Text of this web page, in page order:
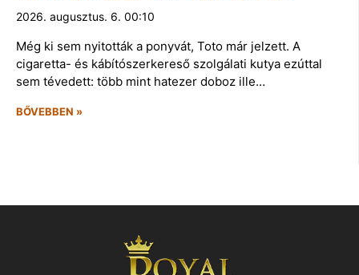
2026. augusztus. 6. 00:10
Még ki sem nyitották a ponyvát, Toto már jelzett. A
cigaretta- és kábítószerkereső szolgálati kutya ezúttal
sem tévedett: több mint hatezer doboz ille…
BŐVEBBEN »